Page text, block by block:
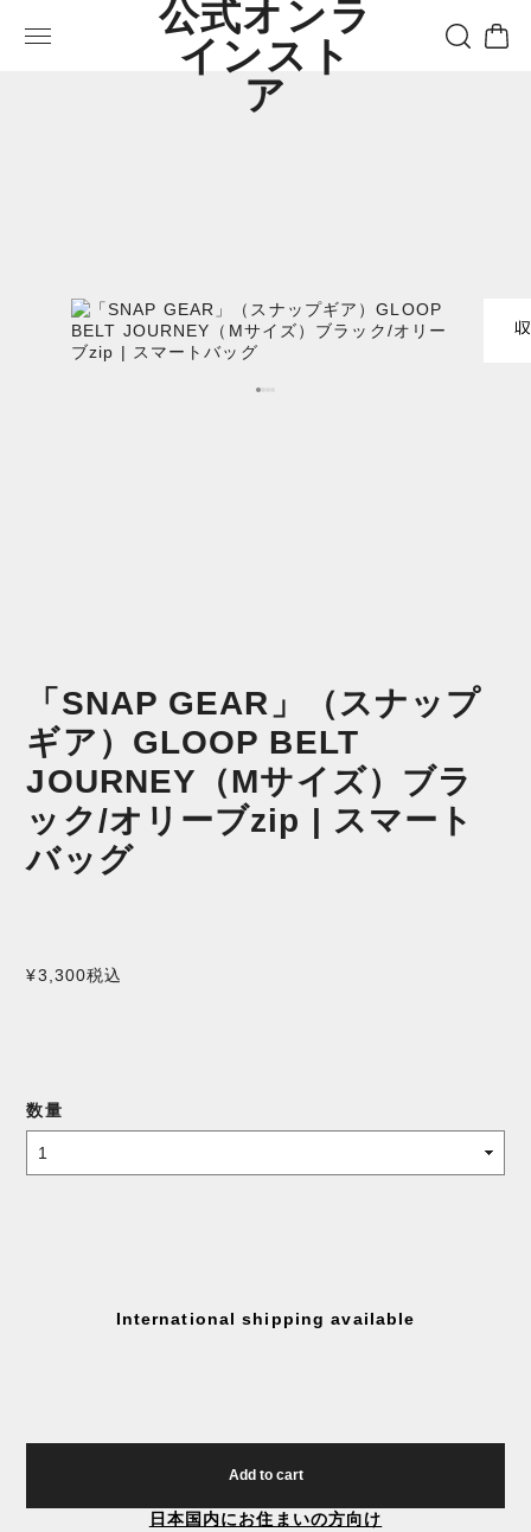
「SNAP GEAR」（スナップ
ギア）GLOOP BELT
JOURNEY（Mサイズ）ブラ
ック/オリーブzip | スマート
バッグ
¥3,300税込
数量
International shipping available
Add to cart
日本国内にお住まいの方向け